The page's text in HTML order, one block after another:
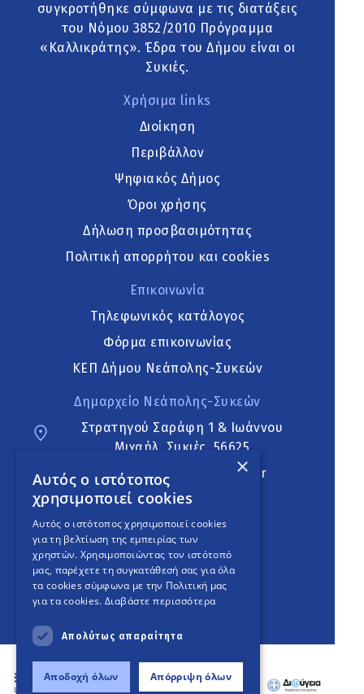
συγκροτήθηκε σύμφωνα με τις διατάξεις
του Νόμου 3852/2010 Πρόγραμμα
«Καλλικράτης». Έδρα του Δήμου είναι οι
Συκιές.
Χρήσιμα links
Διοίκηση
Περιβάλλον
Ψηφιακός Δήμος
Όροι χρήσης
Δήλωση προσβασιμότητας
Πολιτική απορρήτου και cookies
Επικοινωνία
Τηλεφωνικός κατάλογος
Φόρμα επικοινωνίας
ΚΕΠ Δήμου Νεάπολης-Συκεών
Δημαρχείο Νεάπολης-Συκεών
Στρατηγού Σαράφη 1 & Ιωάννου
Μιχαήλ, Συκιές, 56625
neapoli.sykies@ddt.gov.gr
Ακολουθήστε
English Version
An project
×
Αυτός ο ιστότοπος
χρησιμοποιεί cookies
Αυτός ο ιστότοπος χρησιμοποιεί cookies
για τη βελτίωση της εμπειρίας των
χρηστών. Χρησιμοποιώντας τον ιστότοπό
μας, παρέχετε τη συγκατάθεσή σας για όλα
τα cookies σύμφωνα με την Πολιτική μας
για τα cookies. Διαβάστε περισσότερα
Απολύτως απαραίτητα
Αποδοχή όλων Απόρριψη όλων